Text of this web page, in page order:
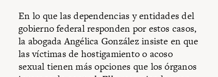
En lo que las dependencias y entidades del
gobierno federal responden por estos casos,
la abogada Angélica González insiste en que
las víctimas de hostigamiento o acoso
sexual tienen más opciones que los órganos